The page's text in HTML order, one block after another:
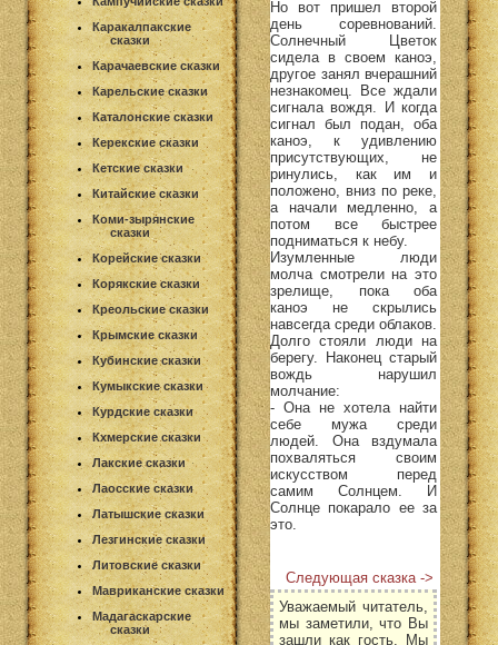
Каракалпакские
сказки
Карачаевские сказки
Карельские сказки
Каталонские сказки
Керекские сказки
Кетские сказки
Китайские сказки
Коми-зырянские
сказки
Корейские сказки
Корякские сказки
Креольские сказки
Крымские сказки
Кубинские сказки
Кумыкские сказки
Курдские сказки
Кхмерские сказки
Лакские сказки
Лаосские сказки
Латышские сказки
Лезгинские сказки
Литовские сказки
Мавриканские сказки
Мадагаскарские
сказки
Но вот пришел второй
день соревнований.
Солнечный Цветок
сидела в своем каноэ,
другое занял вчерашний
незнакомец. Все ждали
сигнала вождя. И когда
сигнал был подан, оба
каноэ, к удивлению
присутствующих, не
ринулись, как им и
положено, вниз по реке,
а начали медленно, а
потом все быстрее
подниматься к небу.
Изумленные люди
молча смотрели на это
зрелище, пока оба
каноэ не скрылись
навсегда среди облаков.
Долго стояли люди на
берегу. Наконец старый
вождь нарушил
молчание:
- Она не хотела найти
себе мужа среди
людей. Она вздумала
похваляться своим
искусством перед
самим Солнцем. И
Солнце покарало ее за
это.
Следующая сказка ->
Уважаемый читатель,
мы заметили, что Вы
зашли как гость. Мы